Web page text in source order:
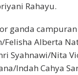
Rahayu.
ganda
Alberta
Syahnawi/Nita
Indah Cahya